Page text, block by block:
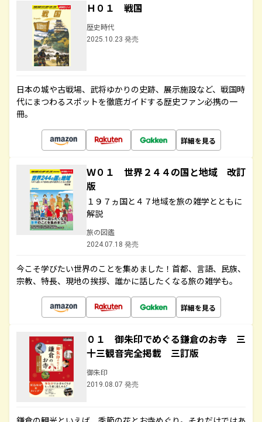
Ｈ０１ 戦国
歴史時代
2025.10.23 発売
日本の城や古戦場、武将ゆかりの史跡、展示施設など、戦国時
代にまつわるスポットを徹底ガイドする歴史ファン必携の一
冊。
詳細を見る
Ｗ０１ 世界２４４の国と地域 改訂
版
１９７ヵ国と４７地域を旅の雑学とともに
解説
旅の図鑑
2024.07.18 発売
今こそ学びたい世界のことを集めました！首都、言語、民族、
宗教、特長、現地の挨拶、誰かに話したくなる旅の雑学も。
詳細を見る
０１ 御朱印でめぐる鎌倉のお寺 三
十三観音完全掲載 三訂版
御朱印
2019.08.07 発売